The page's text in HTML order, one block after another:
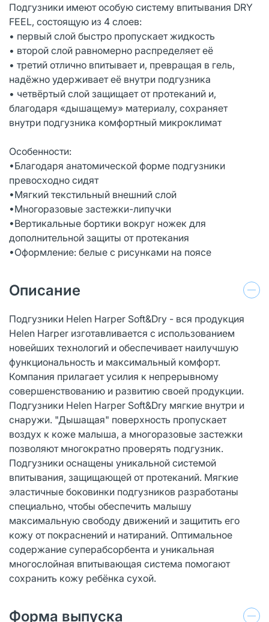
Подгузники имеют особую систему впитывания DRY
FEEL, состоящую из 4 слоев:
• первый слой быстро пропускает жидкость
• второй слой равномерно распределяет её
• третий отлично впитывает и, превращая в гель,
надёжно удерживает её внутри подгузника
• четвёртый слой защищает от протеканий и,
благодаря «дышащему» материалу, сохраняет
внутри подгузника комфортный микроклимат
Особенности:
•Благодаря анатомической форме подгузники
превосходно сидят
•Мягкий текстильный внешний слой
•Многоразовые застежки-липучки
•Вертикальные бортики вокруг ножек для
дополнительной защиты от протекания
•Оформление: белые с рисунками на поясе
Описание
Подгузники Helen Harper Soft&Dry - вся продукция
Helen Harper изготавливается с использованием
новейших технологий и обеспечивает наилучшую
функциональность и максимальный комфорт.
Компания прилагает усилия к непрерывному
совершенствованию и развитию своей продукции.
Подгузники Helen Harper Soft&Dry мягкие внутри и
снаружи. "Дышащая" поверхность пропускает
воздух к коже малыша, а многоразовые застежки
позволяют многократно проверять подгузник.
Подгузники оснащены уникальной системой
впитывания, защищающей от протеканий. Мягкие
эластичные боковинки подгузников разработаны
специально, чтобы обеспечить малышу
максимальную свободу движений и защитить его
кожу от покраснений и натираний. Оптимальное
содержание суперабсорбента и уникальная
многослойная впитывающая система помогают
сохранить кожу ребёнка сухой.
Форма выпуска